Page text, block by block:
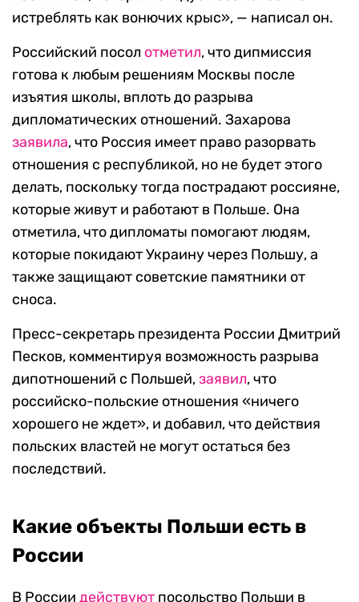
истреблять как вонючих крыс», — написал он.
Российский посол отметил, что дипмиссия
готова к любым решениям Москвы после
изъятия школы, вплоть до разрыва
дипломатических отношений. Захарова
заявила, что Россия имеет право разорвать
отношения с республикой, но не будет этого
делать, поскольку тогда пострадают россияне,
которые живут и работают в Польше. Она
отметила, что дипломаты помогают людям,
которые покидают Украину через Польшу, а
также защищают советские памятники от
сноса.
Пресс-секретарь президента России Дмитрий
Песков, комментируя возможность разрыва
дипотношений с Польшей,заявил, что
российско-польские отношения «ничего
хорошего не ждет», и добавил, что действия
польских властей не могут остаться без
последствий.
Какие объекты Польши есть в
России
В России действуют посольство Польши в